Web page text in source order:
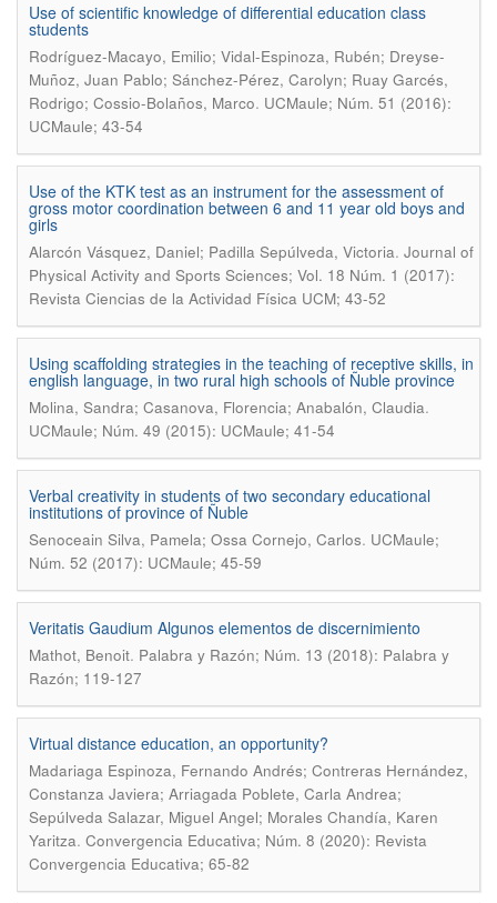
Use of scientific knowledge of differential education class
students
Rodríguez-Macayo, Emilio; Vidal-Espinoza, Rubén; Dreyse-
Muñoz, Juan Pablo; Sánchez-Pérez, Carolyn; Ruay Garcés,
Rodrigo; Cossio-Bolaños, Marco. UCMaule; Núm. 51 (2016):
UCMaule; 43-54
Use of the KTK test as an instrument for the assessment of
gross motor coordination between 6 and 11 year old boys and
girls
Alarcón Vásquez, Daniel; Padilla Sepúlveda, Victoria. Journal of
Physical Activity and Sports Sciences; Vol. 18 Núm. 1 (2017):
Revista Ciencias de la Actividad Física UCM; 43-52
Using scaffolding strategies in the teaching of receptive skills, in
english language, in two rural high schools of Ñuble province
Molina, Sandra; Casanova, Florencia; Anabalón, Claudia.
UCMaule; Núm. 49 (2015): UCMaule; 41-54
Verbal creativity in students of two secondary educational
institutions of province of Ñuble
Senoceain Silva, Pamela; Ossa Cornejo, Carlos. UCMaule;
Núm. 52 (2017): UCMaule; 45-59
Veritatis Gaudium Algunos elementos de discernimiento
Mathot, Benoit. Palabra y Razón; Núm. 13 (2018): Palabra y
Razón; 119-127
Virtual distance education, an opportunity?
Madariaga Espinoza, Fernando Andrés; Contreras Hernández,
Constanza Javiera; Arriagada Poblete, Carla Andrea;
Sepúlveda Salazar, Miguel Angel; Morales Chandía, Karen
Yaritza. Convergencia Educativa; Núm. 8 (2020): Revista
Convergencia Educativa; 65-82